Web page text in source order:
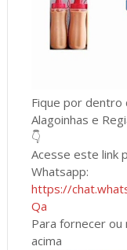
Fique por dentro
Alagoinhas e
👇
Acesse este link
Whatsapp:
https://
Qa
Para fornecer
acima